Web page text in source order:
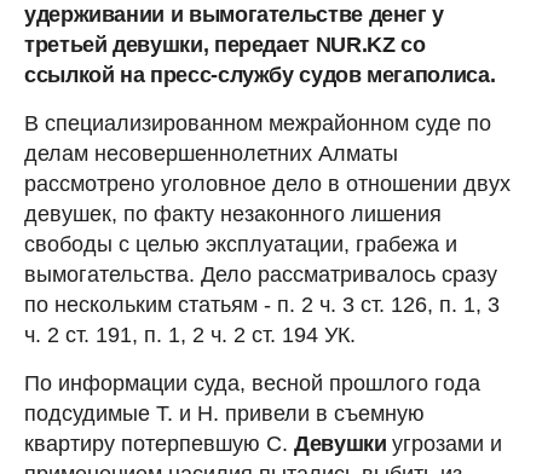
удерживании и вымогательстве денег у
третьей девушки, передает NUR.KZ со
ссылкой на пресс-службу судов мегаполиса.
В специализированном межрайонном суде по
делам несовершеннолетних Алматы
рассмотрено уголовное дело в отношении двух
девушек, по факту незаконного лишения
свободы с целью эксплуатации, грабежа и
вымогательства. Дело рассматривалось сразу
по нескольким статьям - п. 2 ч. 3 ст. 126, п. 1, 3
ч. 2 ст. 191, п. 1, 2 ч. 2 ст. 194 УК.
По информации суда, весной прошлого года
подсудимые Т. и Н. привели в съемную
квартиру потерпевшую С. Девушкиугрозами и